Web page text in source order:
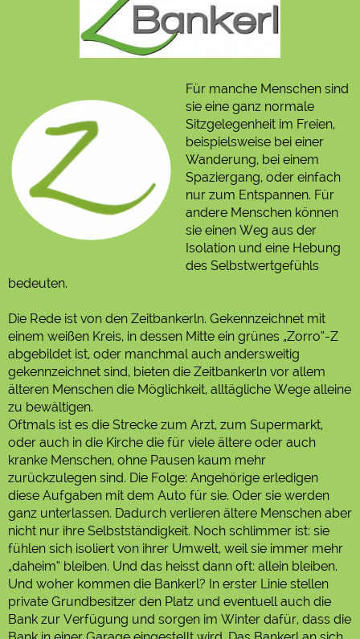
Für manche Menschen sind
sie eine ganz normale
Sitzgelegenheit im Freien,
beispielsweise bei einer
Wanderung, bei einem
Spaziergang, oder einfach
nur zum Entspannen. Für
andere Menschen können
sie einen Weg aus der
Isolation und eine Hebung
des Selbstwertgefühls
bedeuten.
Die Rede ist von den Zeitbankerln. Gekennzeichnet mit
einem weißen Kreis, in dessen Mitte ein grünes „Zorro“-Z
abgebildet ist, oder manchmal auch andersweitig
gekennzeichnet sind, bieten die Zeitbankerln vor allem
älteren Menschen die Möglichkeit, alltägliche Wege alleine
zu bewältigen.
Oftmals ist es die Strecke zum Arzt, zum Supermarkt,
oder auch in die Kirche die für viele ältere oder auch
kranke Menschen, ohne Pausen kaum mehr
zurückzulegen sind. Die Folge: Angehörige erledigen
diese Aufgaben mit dem Auto für sie. Oder sie werden
ganz unterlassen. Dadurch verlieren ältere Menschen aber
nicht nur ihre Selbstständigkeit. Noch schlimmer ist: sie
fühlen sich isoliert von ihrer Umwelt, weil sie immer mehr
„daheim“ bleiben. Und das heisst dann oft: allein bleiben.
Und woher kommen die Bankerl? In erster Linie stellen
private Grundbesitzer den Platz und eventuell auch die
Bank zur Verfügung und sorgen im Winter dafür, dass die